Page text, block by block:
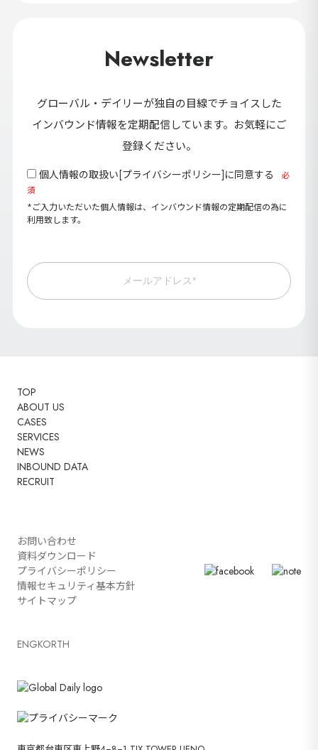
Newsletter
グローバル・デイリーが独自の目線でチョイスした
インバウンド情報を定期配信しています。お気軽にご
登録ください。
個人情報の取扱い[プライバシーポリシー]に同意する
必
須
*ご入力いただいた個人情報は、インバウンド情報の定期配信の為に
利用致します。
メールアドレス*
TOP
ABOUT US
CASES
SERVICES
NEWS
INBOUND DATA
RECRUIT
お問い合わせ
資料ダウンロード
プライバシーポリシー
情報セキュリティ基本方針
サイトマップ
ENGKORTH